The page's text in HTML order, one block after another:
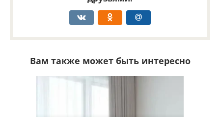
Вам также может быть интересно